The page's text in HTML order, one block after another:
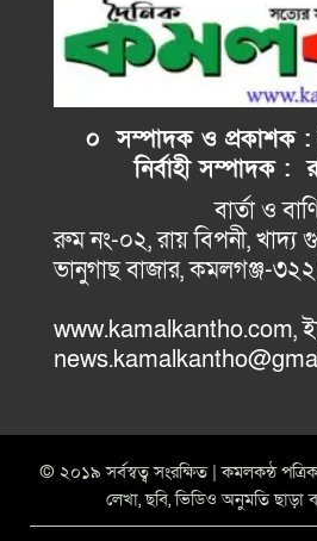
০ সম্পাদক ও প্রকাশক :
নির্বাহীসম্পাদক :
বার্তা ও
রুম নং-০২, রায় বিপনী, খাদ্য
ভানুগাছ বাজার,
ওয়েব
www.kamalkantho.com,
© ২০১৯ সর্বস্বত্ব সংরক্ষিত | কমলকন্ঠ
লেখা, ছবি, ভিডিও অনুমতি ছাড়া